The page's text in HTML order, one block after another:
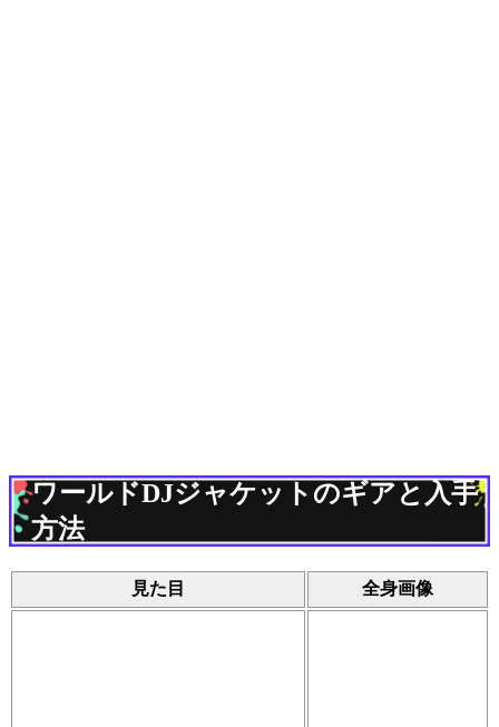
ワールドDJジャケットのギアと入手
方法
見た目 全身画像